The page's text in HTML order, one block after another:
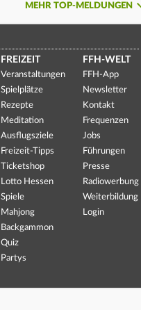
MEHR TOP-MELDUNGEN
FREIZEIT
Veranstaltungen
Spielplätze
Rezepte
Meditation
Ausflugsziele
Freizeit-Tipps
Ticketshop
Lotto Hessen
Spiele
Mahjong
Backgammon
Quiz
Partys
FFH-WELT
FFH-App
Newsletter
Kontakt
Frequenzen
Jobs
Führungen
Presse
Radiowerbung
Weiterbildung
Login